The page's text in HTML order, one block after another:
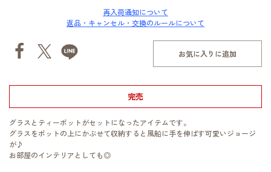
再入荷通知について
返品・キャンセル・交換のルールについて
お気に入りに追加
完売
グラスとティーポットがセットになったアイテムです。
グラスをポットの上にかぶせて収納すると風船に手を伸ばす可愛いジョージ
が♪
お部屋のインテリアとしても◎